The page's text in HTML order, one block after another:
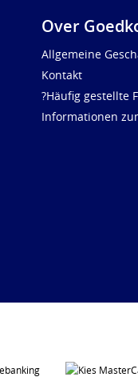
Over
Allgemeine
Kontakt
?Häufig gestellte
Informationen